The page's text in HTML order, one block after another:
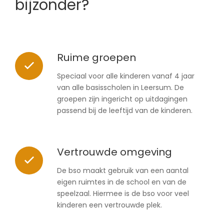
bijzonder?
Ruime groepen
Speciaal voor alle kinderen vanaf 4 jaar
van alle basisscholen in Leersum. De
groepen zijn ingericht op uitdagingen
passend bij de leeftijd van de kinderen.
Vertrouwde omgeving
De bso maakt gebruik van een aantal
eigen ruimtes in de school en van de
speelzaal. Hiermee is de bso voor veel
kinderen een vertrouwde plek.